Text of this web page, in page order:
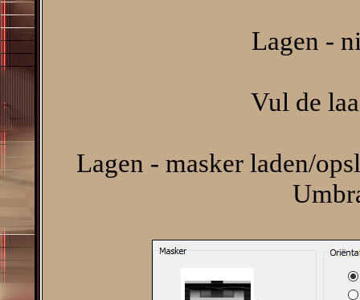
Lagen -
Vul de
Lagen - masker laden/